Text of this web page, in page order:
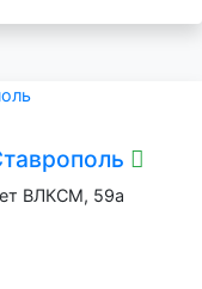
ВЛКСМ, 59а